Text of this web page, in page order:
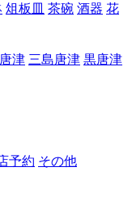
俎板皿 茶碗 酒器 花
津 三島唐津 黒唐津
予約 その他